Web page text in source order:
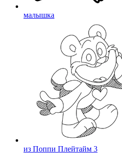
малышка
из Поппи Плейтайм 3